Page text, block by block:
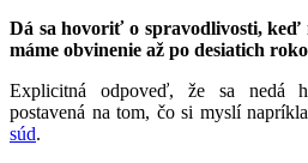
Dá sa hovoriť o spravodlivosti,
máme obvinenie až po desiatich
Explicitná odpoveď, že sa nedá
postavená na tom, čo si myslí
súd.